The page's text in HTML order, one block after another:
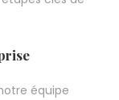
équipe